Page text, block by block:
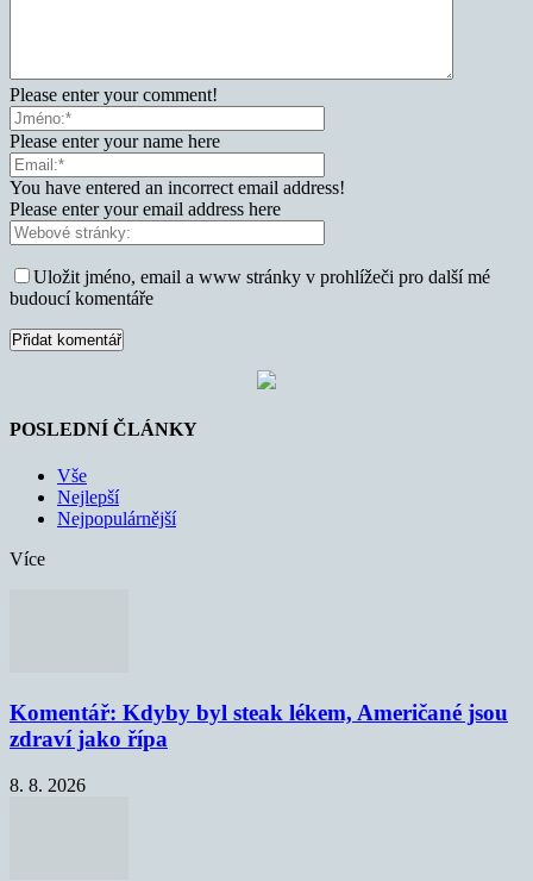
Please enter your comment!
Please enter your name here
You have entered an incorrect email address!
Please enter your email address here
Uložit jméno, email a www stránky v prohlížeči pro další mé
budoucí komentáře
POSLEDNÍ ČLÁNKY
Vše
Nejlepší
Nejpopulárnější
Více
Komentář: Kdyby byl steak lékem, Američané jsou
zdraví jako řípa
8. 8. 2026